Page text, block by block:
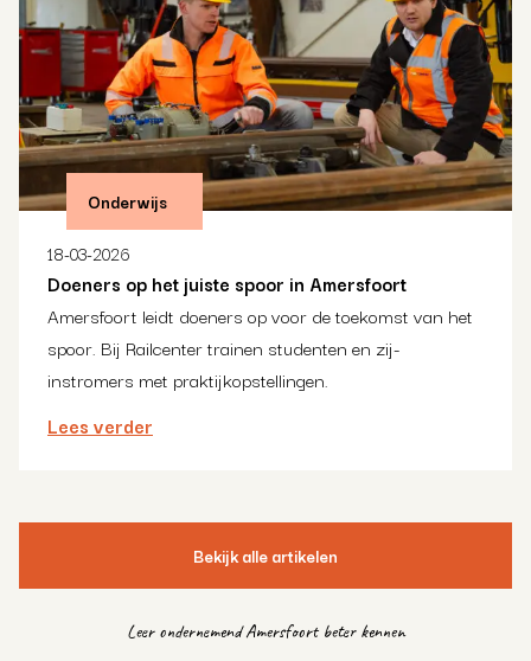
Onderwijs
18-03-2026
Doeners op het juiste spoor in Amersfoort
Amersfoort leidt doeners op voor de toekomst van het
spoor. Bij Railcenter trainen studenten en zij-
instromers met praktijkopstellingen.
Lees verder
Bekijk alle artikelen
Leer ondernemend Amersfoort beter kennen